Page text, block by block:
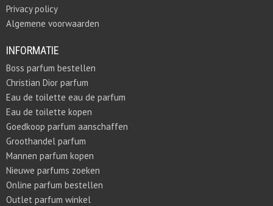
Privacy policy
Algemene voorwaarden
INFORMATIE
Boss parfum bestellen
Christian Dior parfum
Eau de toilette eau de parfum
Eau de toilette kopen
Goedkoop parfum aanschaffen
Groothandel parfum
Mannen parfum kopen
Nieuwe parfums zoeken
Online parfum bestellen
Outlet parfum winkel